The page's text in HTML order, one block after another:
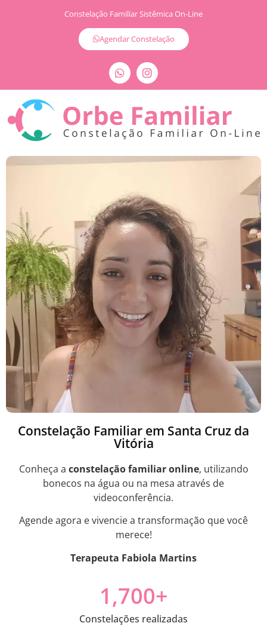
Constelação Familiar Sistêmica On-Line
Agendar Constelação
Constelação Familiar em Santa Cruz da
Vitória
Conheça a constelação familiar online, utilizando
bonecos na água ou na mesa através de
videoconferência.
Agende agora e vivencie a transformação que você
merece!
Terapeuta Fabiola Martins
Constelações realizadas
1,700+